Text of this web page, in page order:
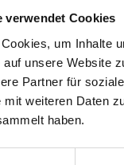
verwendet Cookies
um Inhalte
auf unsere Website
Partner für
mit weiteren Daten
haben.
Markisen